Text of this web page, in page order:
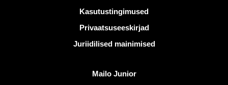
Kasutustingimused
Privaatsuseeskirjad
Juriidilised mainimised
Mailo Junior